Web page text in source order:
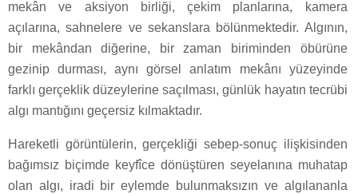
mekân ve aksiyon birliği, çekim planlarına, kamera
açılarına, sahnelere ve sekanslara bölünmektedir. Algının,
bir mekândan diğerine, bir zaman biriminden öbürüne
gezinip durması, aynı görsel anlatım mekânı yüzeyinde
farklı gerçeklik düzeylerine saçılması, günlük hayatın tecrübi
algı mantığını geçersiz kılmaktadır.
Hareketli görüntülerin, gerçekliği sebep-sonuç ilişkisinden
bağımsız biçimde keyfîce dönüştüren seyelanına muhatap
olan algı, iradi bir eylemde bulunmaksızın ve algılananla